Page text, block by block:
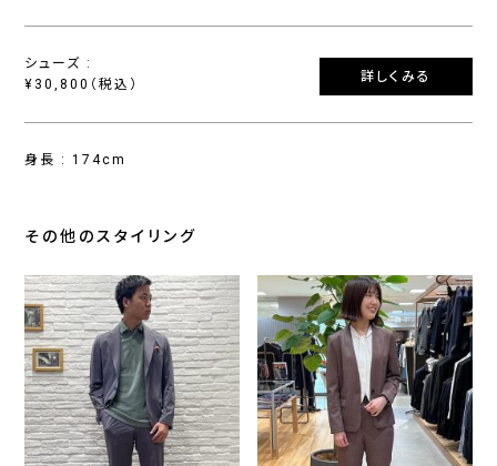
シューズ :
¥30,800（税込）
詳しくみる
身長 : 174cm
その他のスタイリング